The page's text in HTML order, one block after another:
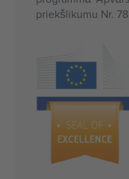
priekšlikumu Nr.